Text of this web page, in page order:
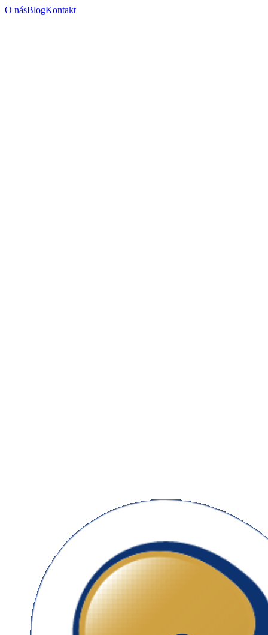
O násBlogKontakt